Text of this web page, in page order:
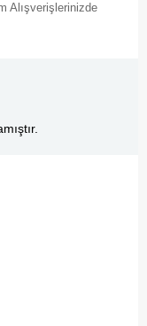
Alışverişlerinizde